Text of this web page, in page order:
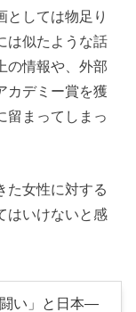
としては物足り
は似たような話
の情報や、外部
カデミー賞を獲
留まってしまっ
た女性に対する
はいけないと感
闘い」と日本―